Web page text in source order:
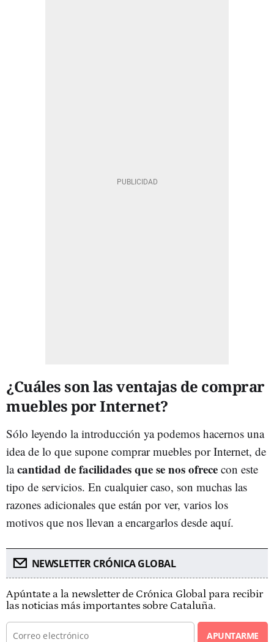
¿Cuáles son las ventajas de comprar
muebles por Internet?
Sólo leyendo la introducción ya podemos hacernos una
idea de lo que supone comprar muebles por Internet, de
lacantidad de facilidades que se nos ofrece con este
tipo de servicios. En cualquier caso, son muchas las
razones adicionales que están por ver, varios los
motivos que nos llevan a encargarlos desde aquí.
NEWSLETTER CRÓNICA GLOBAL
Apúntate a la newsletter de Crónica Global para recibir
las noticias más importantes sobre Cataluña.
APUNTARME